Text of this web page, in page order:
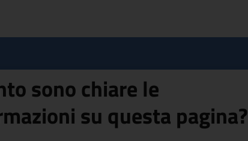
sono chiare le
su questa pagina?